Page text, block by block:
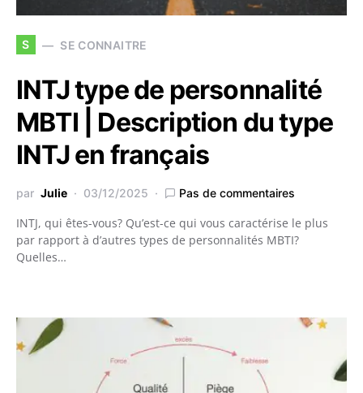
S SE CONNAITRE
INTJ type de personnalité
MBTI | Description du type
INTJ en français
par Julie 03/12/2025 Pas de commentaires
INTJ, qui êtes-vous? Qu’est-ce qui vous caractérise le plus
par rapport à d’autres types de personnalités MBTI?
Quelles…